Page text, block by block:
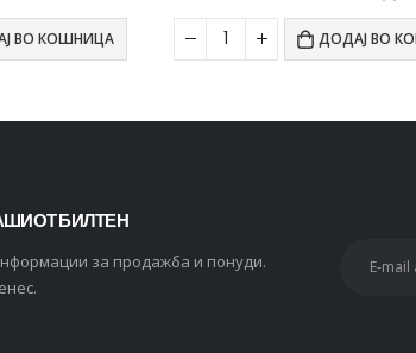
ВО КОШНИЦА ДОДАЈ ВО
БИЛТЕН
за продажба и понуди.